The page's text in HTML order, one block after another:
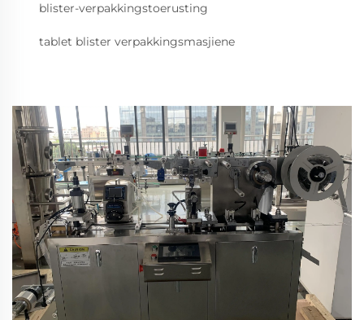
blister-verpakkingstoerusting
tablet blister verpakkingsmasjiene